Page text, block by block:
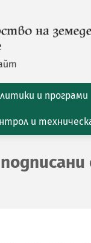
и програми
и